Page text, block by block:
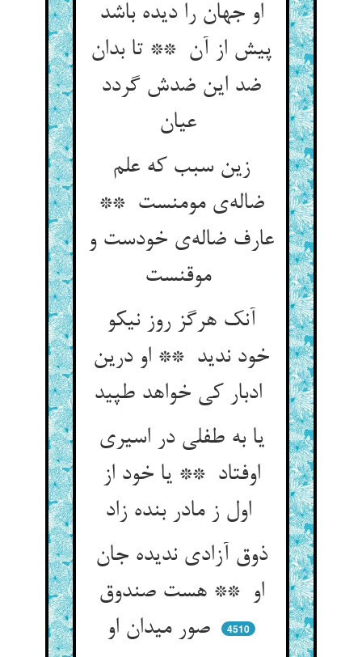
او جهان را دیده باشد
پیش از آن ** تا بدان
ضد این ضدش گردد
زین سبب که علم
ضاله‌ی مومنست **
عارف ضاله‌ی خودست و
موقنست
آنک هرگز روز نیکو
خود ندید ** او درین
یا به طفلی در اسیری
اوفتاد ** یا خود از
اول ز مادر بنده زاد
ذوق آزادی ندیده جان
او ** هست صندوق
4510